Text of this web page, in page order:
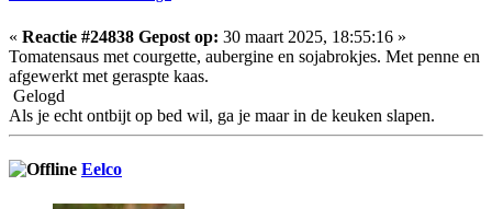
« Reactie #24838 Gepost op: 30 maart 2025, 18:55:16 »
Tomatensaus met courgette, aubergine en sojabrokjes. Met penne en
afgewerkt met geraspte kaas.
Gelogd
Als je echt ontbijt op bed wil, ga je maar in de keuken slapen.
Eelco